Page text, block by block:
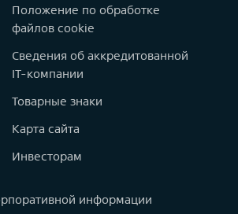
Положение по обработке
файлов cookie
Сведения об аккредитованной
IT-компании
Товарные знаки
Карта сайта
Инвесторам
информации